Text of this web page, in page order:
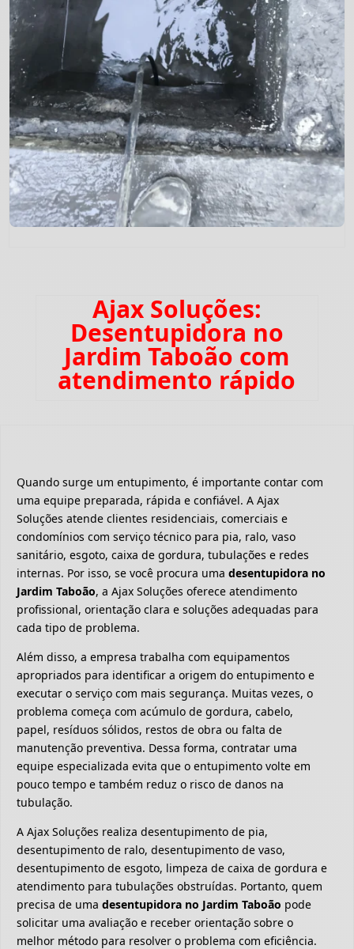
Ajax Soluções:
Desentupidora no
Jardim Taboão com
atendimento rápido
Quando surge um entupimento, é importante contar com
uma equipe preparada, rápida e confiável. A Ajax
Soluções atende clientes residenciais, comerciais e
condomínios com serviço técnico para pia, ralo, vaso
sanitário, esgoto, caixa de gordura, tubulações e redes
internas. Por isso, se você procura uma desentupidora no
Jardim Taboão, a Ajax Soluções oferece atendimento
profissional, orientação clara e soluções adequadas para
cada tipo de problema.
Além disso, a empresa trabalha com equipamentos
apropriados para identificar a origem do entupimento e
executar o serviço com mais segurança. Muitas vezes, o
problema começa com acúmulo de gordura, cabelo,
papel, resíduos sólidos, restos de obra ou falta de
manutenção preventiva. Dessa forma, contratar uma
equipe especializada evita que o entupimento volte em
pouco tempo e também reduz o risco de danos na
tubulação.
A Ajax Soluções realiza desentupimento de pia,
desentupimento de ralo, desentupimento de vaso,
desentupimento de esgoto, limpeza de caixa de gordura e
atendimento para tubulações obstruídas. Portanto, quem
precisa de uma desentupidora no Jardim Taboão pode
solicitar uma avaliação e receber orientação sobre o
melhor método para resolver o problema com eficiência.